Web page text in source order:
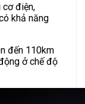
điện,
khả năng
đến 110km
ở chế độ